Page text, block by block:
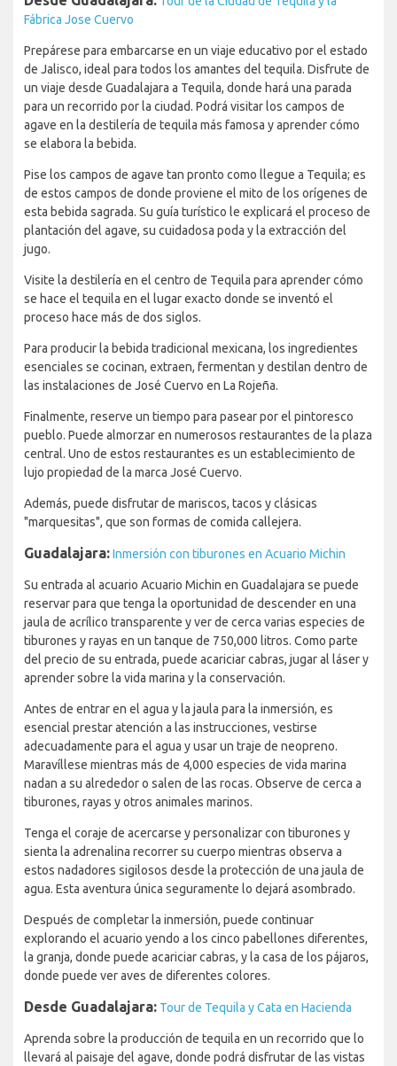
Fábrica Jose Cuervo
Prepárese para embarcarse en un viaje educativo por el estado
de Jalisco, ideal para todos los amantes del tequila. Disfrute de
un viaje desde Guadalajara a Tequila, donde hará una parada
para un recorrido por la ciudad. Podrá visitar los campos de
agave en la destilería de tequila más famosa y aprender cómo
se elabora la bebida.
Pise los campos de agave tan pronto como llegue a Tequila; es
de estos campos de donde proviene el mito de los orígenes de
esta bebida sagrada. Su guía turístico le explicará el proceso de
plantación del agave, su cuidadosa poda y la extracción del
jugo.
Visite la destilería en el centro de Tequila para aprender cómo
se hace el tequila en el lugar exacto donde se inventó el
proceso hace más de dos siglos.
Para producir la bebida tradicional mexicana, los ingredientes
esenciales se cocinan, extraen, fermentan y destilan dentro de
las instalaciones de José Cuervo en La Rojeña.
Finalmente, reserve un tiempo para pasear por el pintoresco
pueblo. Puede almorzar en numerosos restaurantes de la plaza
central. Uno de estos restaurantes es un establecimiento de
lujo propiedad de la marca José Cuervo.
Además, puede disfrutar de mariscos, tacos y clásicas
"marquesitas", que son formas de comida callejera.
Guadalajara:Inmersión con tiburones en Acuario Michin
Su entrada al acuario Acuario Michin en Guadalajara se puede
reservar para que tenga la oportunidad de descender en una
jaula de acrílico transparente y ver de cerca varias especies de
tiburones y rayas en un tanque de 750,000 litros. Como parte
del precio de su entrada, puede acariciar cabras, jugar al láser y
aprender sobre la vida marina y la conservación.
Antes de entrar en el agua y la jaula para la inmersión, es
esencial prestar atención a las instrucciones, vestirse
adecuadamente para el agua y usar un traje de neopreno.
Maravíllese mientras más de 4,000 especies de vida marina
nadan a su alrededor o salen de las rocas. Observe de cerca a
tiburones, rayas y otros animales marinos.
Tenga el coraje de acercarse y personalizar con tiburones y
sienta la adrenalina recorrer su cuerpo mientras observa a
estos nadadores sigilosos desde la protección de una jaula de
agua. Esta aventura única seguramente lo dejará asombrado.
Después de completar la inmersión, puede continuar
explorando el acuario yendo a los cinco pabellones diferentes,
la granja, donde puede acariciar cabras, y la casa de los pájaros,
donde puede ver aves de diferentes colores.
Desde Guadalajara: Tour de Tequila y Cata en Hacienda
Aprenda sobre la producción de tequila en un recorrido que lo
llevará al paisaje del agave, donde podrá disfrutar de las vistas